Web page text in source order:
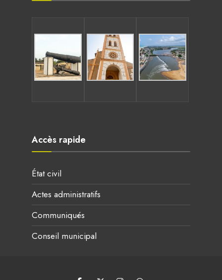
Accès rapide
État civil
Actes administratifs
Communiqués
Conseil municipal